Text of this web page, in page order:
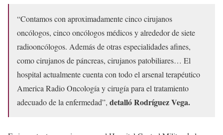
“Contamos con aproximadamente cinco cirujanos
oncólogos, cinco oncólogos médicos y alrededor de siete
radiooncólogos. Además de otras especialidades afines,
como cirujanos de páncreas, cirujanos patobiliares… El
hospital actualmente cuenta con todo el arsenal terapéutico
America Radio Oncología y cirugía para el tratamiento
adecuado de la enfermedad”, detalló Rodríguez Vega.